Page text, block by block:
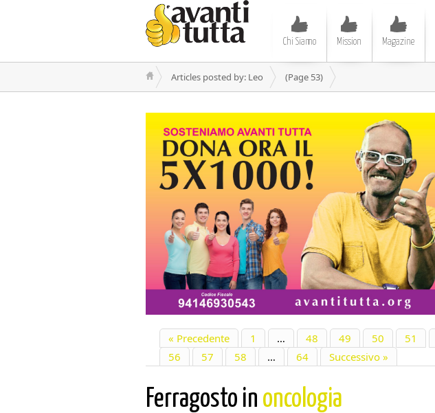
Chi Siamo Mission Magazine
Articles posted by: Leo (Page 53)
« Precedente 1 … 48 49 50 51
56
57 58 … 64 Successivo »
Ferragosto in oncologia